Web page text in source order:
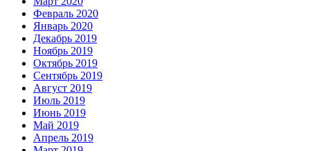
Февраль 2020
Январь 2020
Декабрь 2019
Ноябрь 2019
Октябрь 2019
Сентябрь 2019
Август 2019
Июль 2019
Июнь 2019
Май 2019
Апрель 2019